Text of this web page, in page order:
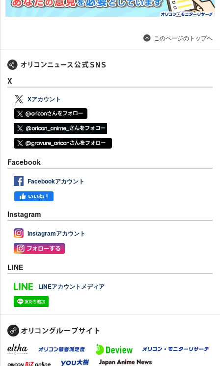
このページのトップへ
X
Xアカウント
Facebook
Facebookアカウント
Instagram
Instagramアカウント
LINE
LINEアカウントメディア